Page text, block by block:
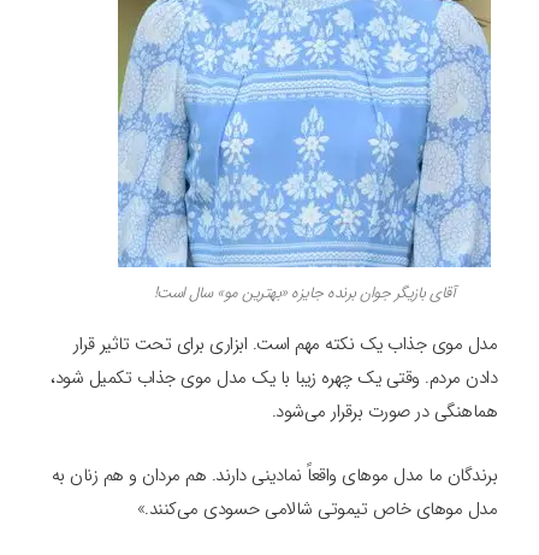
آقای بازیگر جوان برنده جایزه «بهترین مو» سال است!
مدل موی جذاب یک نکته مهم است. ابزاری برای تحت تاثیر قرار
دادن مردم. وقتی یک چهره زیبا با یک مدل موی جذاب تکمیل شود،
هماهنگی در صورت برقرار می‌شود.
برندگان ما مدل‌ موهای واقعاً نمادینی دارند. هم مردان و هم زنان به
مدل موهای خاص تیموتی شالامی حسودی می‌کنند.»